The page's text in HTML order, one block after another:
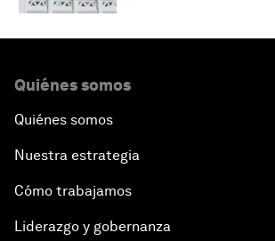
Quiénes somos
Quiénes somos
Nuestra estrategia
Cómo trabajamos
Liderazgo y gobernanza